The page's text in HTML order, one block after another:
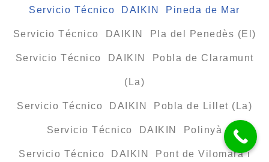
Servicio Técnico DAIKIN Pineda de Mar
Servicio Técnico DAIKIN Pla del Penedès (El)
Servicio Técnico DAIKIN Pobla de Claramunt
(La)
Servicio Técnico DAIKIN Pobla de Lillet (La)
Servicio Técnico DAIKIN Polinyà
Servicio Técnico DAIKIN Pont de Vilomara i